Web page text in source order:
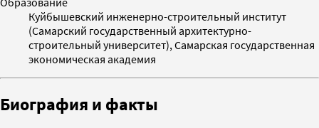
Куйбышевский инженерно-строительный институт
(Самарский государственный архитектурно-
строительный университет), Самарская государственная
экономическая академия
Биография и факты